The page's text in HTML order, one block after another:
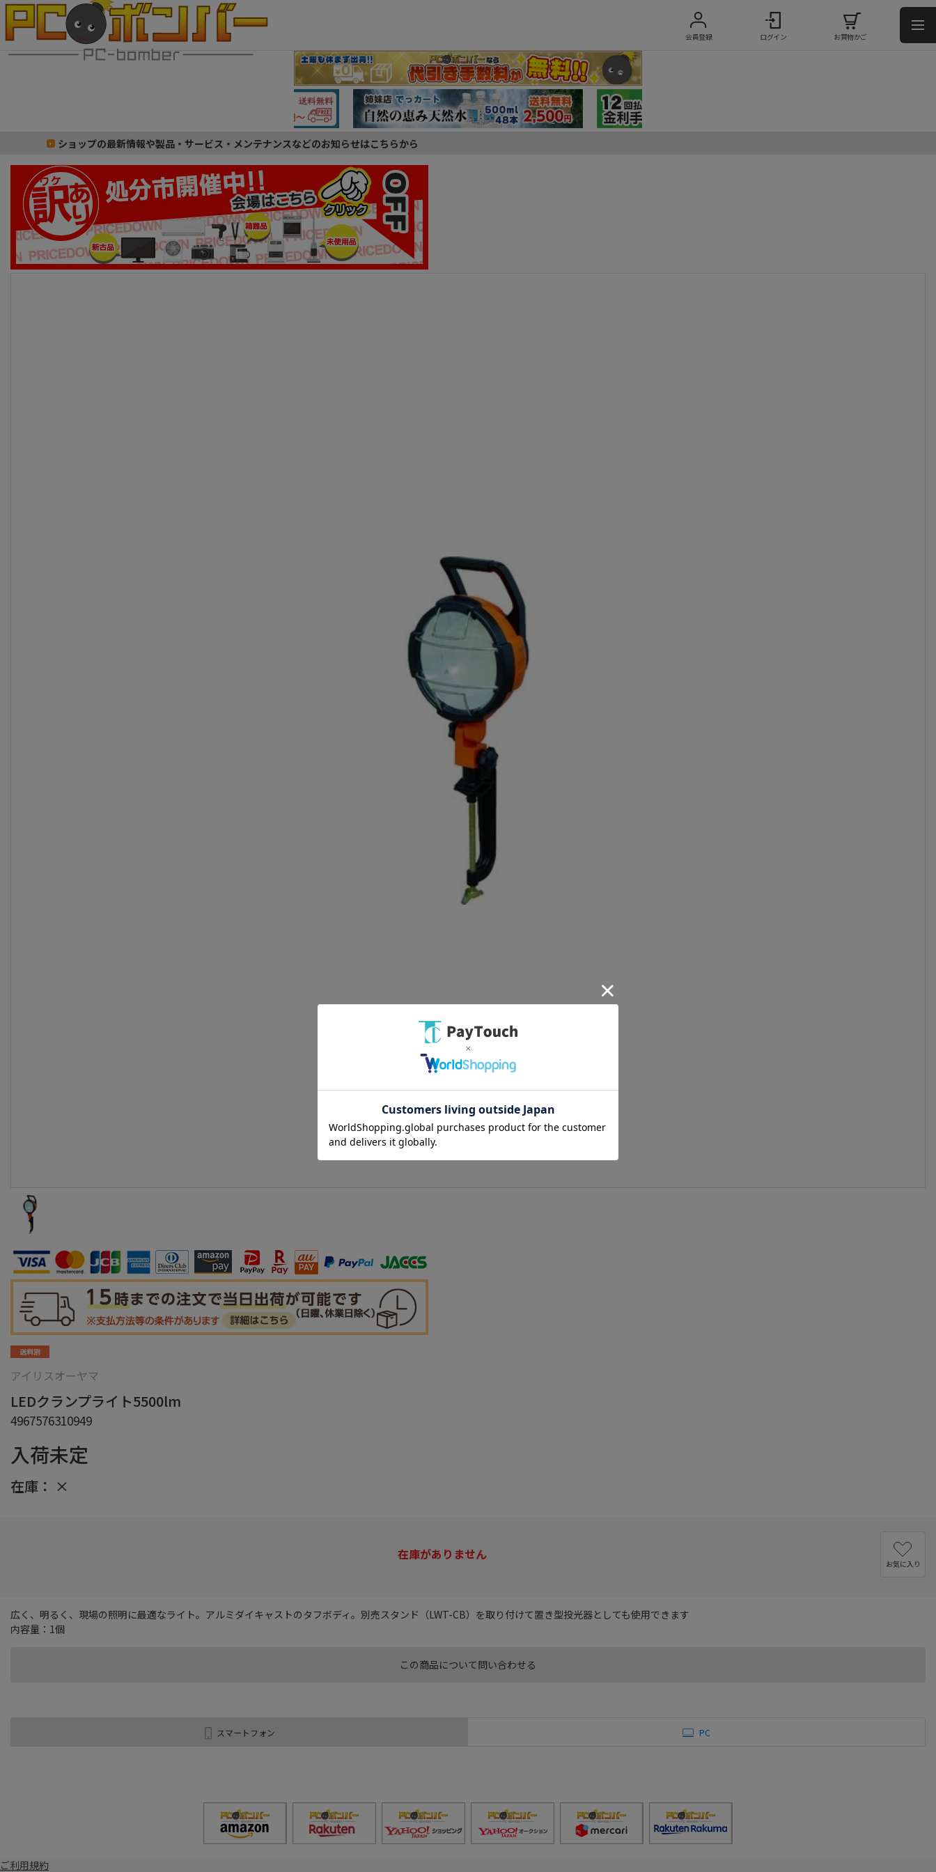
会員登録 ログイン お買物かご
ショップの最新情報や製品・サービス・メンテナンスなどのお知らせはこちらから
アイリスオーヤマ
LEDクランプライト5500lm
4967576310949
入荷未定
在庫： ×
この商品について問い合わせる
在庫がありません
お気に入り
広く、明るく、現場の照明に最適なライト。アルミダイキャストのタフボディ。別売スタンド（LWT-CB）を取り付けて置き型投光器としても使用できます
内容量：1個
スマートフォン PC
ご利用規約